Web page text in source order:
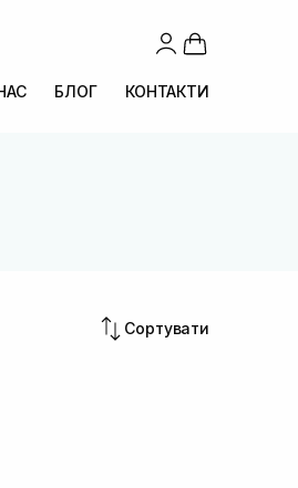
БЛОГ КОНТАКТИ
Сортувати